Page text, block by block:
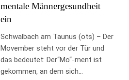
mentale Männergesundheit
ein
Schwalbach am Taunus (ots) – Der
Movember steht vor der Tür und
das bedeutet: Der“Mo“-ment ist
gekommen, an dem sich…